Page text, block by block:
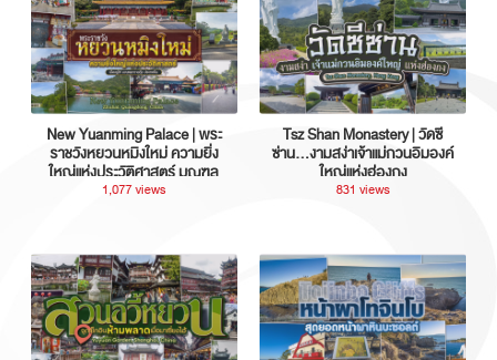
New Yuanming Palace | พระ
ราชวังหยวนหมิงใหม่ ความยิ่ง
ใหญ่แห่งประวัติศาสตร์ มณฑล
กวางตุ้ง ประเทศจีน
1,077 views
Tsz Shan Monastery | วัดซี
ซ่าน…งามสง่าเจ้าแม่กวนอิมองค์
ใหญ่แห่งฮ่องกง
831 views